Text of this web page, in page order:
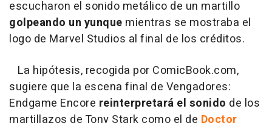
escucharon el sonido metálico de un martillo
golpeando un yunque mientras se mostraba el
logo de Marvel Studios al final de los créditos.
La hipótesis, recogida por ComicBook.com,
sugiere que la escena final de Vengadores:
Endgame Encore reinterpretará el sonido de los